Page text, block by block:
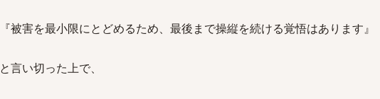
『被害を最小限にとどめるため、最後まで操縦を続ける覚悟はあります』
と言い切った上で、